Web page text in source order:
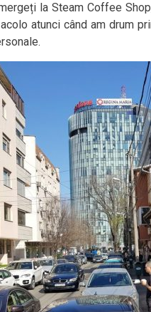
la Steam Coffee
atunci când am drum